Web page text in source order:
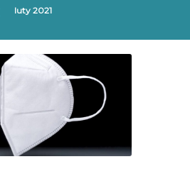
luty 2021